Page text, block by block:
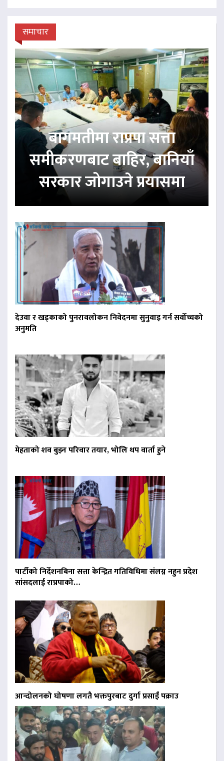
समाचार
बागमतीमा राप्रपा सत्ता
समीकरणबाट बाहिर, बानियाँ
सरकार जोगाउने प्रयासमा
देउवा र खड्काको पुनरावलोकन निवेदनमा सुनुवाइ गर्न सर्वोच्चको
अनुमति
मेहताको शव बुझ्न परिवार तयार, भोलि थप वार्ता हुने
पार्टीको निर्देशनबिना सत्ता केन्द्रित गतिविधिमा संलग्न नहुन प्रदेश
सांसदलाई राप्रपाको…
आन्दोलनको घोषणा लगतै भक्तपुरबाट दुर्गा प्रसाईं पक्राउ